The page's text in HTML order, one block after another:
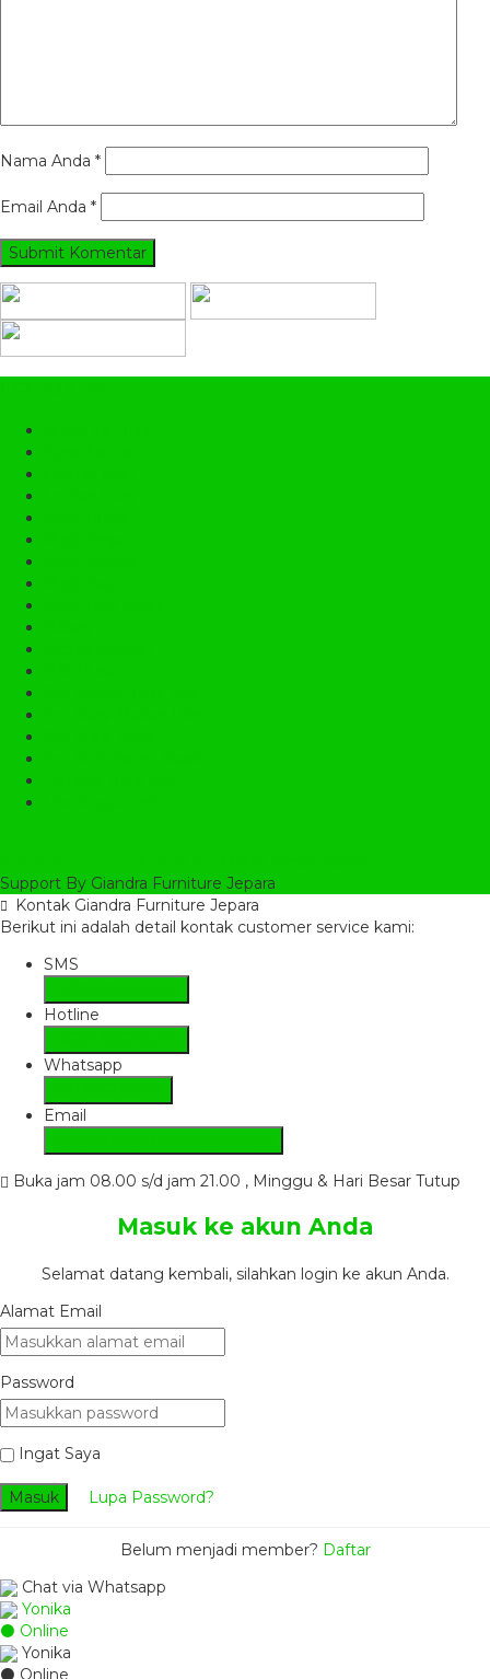
Nama Anda *
Email Anda *
Support By Giandra Furniture Jepara
Kontak Giandra Furniture Jepara
Berikut ini adalah detail kontak customer service kami:
SMS
Hotline
Whatsapp
Email
Buka jam 08.00 s/d jam 21.00 , Minggu & Hari Besar Tutup
Masuk ke akun Anda
Selamat datang kembali, silahkan login ke akun Anda.
Alamat Email
Password
Ingat Saya
Masuk Lupa Password?
Belum menjadi member? Daftar
Chat via Whatsapp
Yonika
⚫ Online
Yonika
⚫ Online